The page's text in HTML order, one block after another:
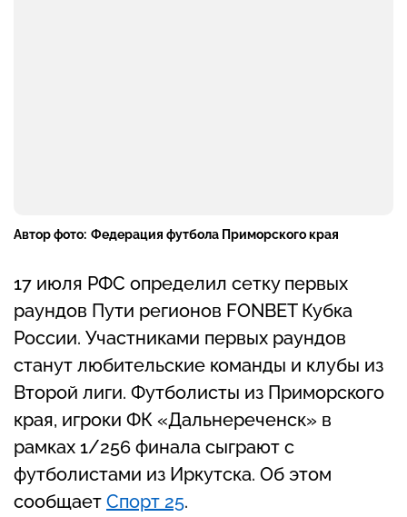
Автор фото: Федерация футбола Приморского края
17 июля РФС определил сетку первых
раундов Пути регионов FONBET Кубка
России. Участниками первых раундов
станут любительские команды и клубы из
Второй лиги. Футболисты из Приморского
края, игроки ФК «Дальнереченск» в
рамках 1/256 финала сыграют с
футболистами из Иркутска. Об этом
сообщает Спорт 25.